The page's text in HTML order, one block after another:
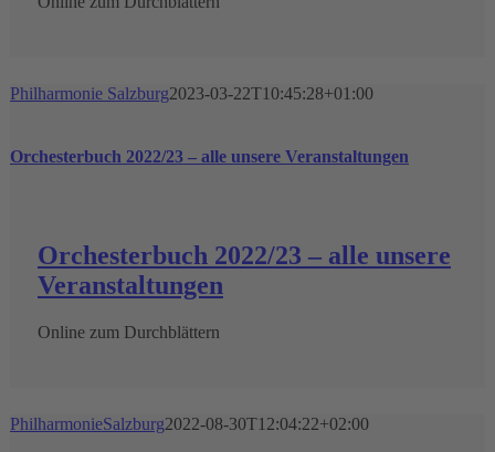
Philharmonie Salzburg2023-03-22T10:45:28+01:00
Orchesterbuch 2022/23 – alle unsere Veranstaltungen
Orchesterbuch 2022/23 – alle unsere
Veranstaltungen
Online zum Durchblättern
PhilharmonieSalzburg2022-08-30T12:04:22+02:00